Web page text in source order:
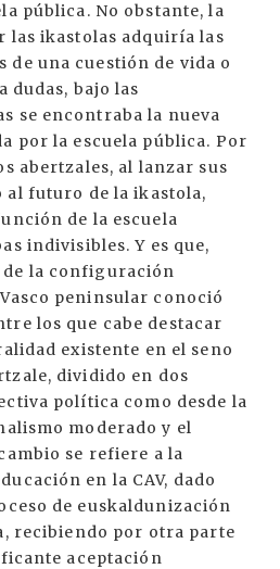
pública. No obstante, la
las ikastolas adquiría las
de una cuestión de vida o
dudas, bajo las
se encontraba la nueva
por la escuela pública. Por
abertzales, al lanzar sus
al futuro de la ikastola,
de la escuela
indivisibles. Y es que,
de la configuración
peninsular conoció
los que cabe destacar
existente en el seno
dividido en dos
política como desde la
moderado y el
se refiere a la
en la CAV, dado
de euskaldunización
recibiendo por otra parte
aceptación